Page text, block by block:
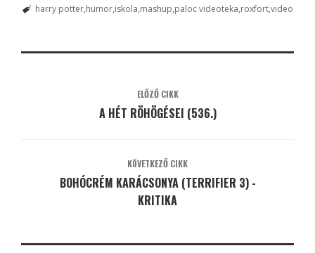
harry potter humor iskola mashup paloc videoteka roxfortvideo
ELŐZŐ CIKK
A HÉT RÖHÖGÉSEI (536.)
KÖVETKEZŐ CIKK
BOHÓCRÉM KARÁCSONYA (TERRIFIER 3) -
KRITIKA